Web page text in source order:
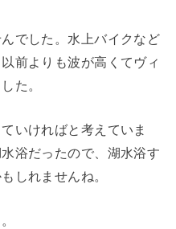
でした。水上バイクなど
前よりも波が高くてヴィ
た。
いければと考えていま
浴だったので、湖水浴す
しれませんね。